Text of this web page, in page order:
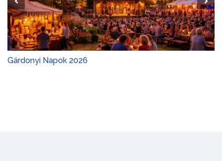
Győrvári Sör és Csülökfesztivál 2026